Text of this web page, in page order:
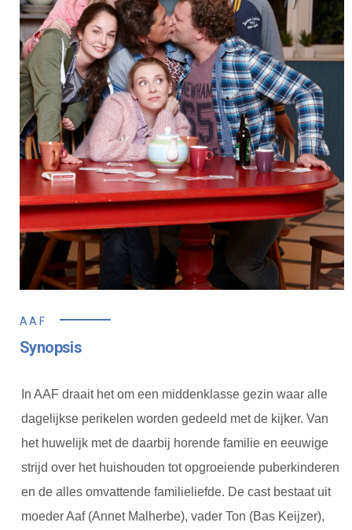
AAF
Synopsis
In AAF draait het om een middenklasse gezin waar alle
dagelijkse perikelen worden gedeeld met de kijker. Van
het huwelijk met de daarbij horende familie en eeuwige
strijd over het huishouden tot opgroeiende puberkinderen
en de alles omvattende familieliefde. De cast bestaat uit
moeder Aaf (Annet Malherbe), vader Ton (Bas Keijzer),